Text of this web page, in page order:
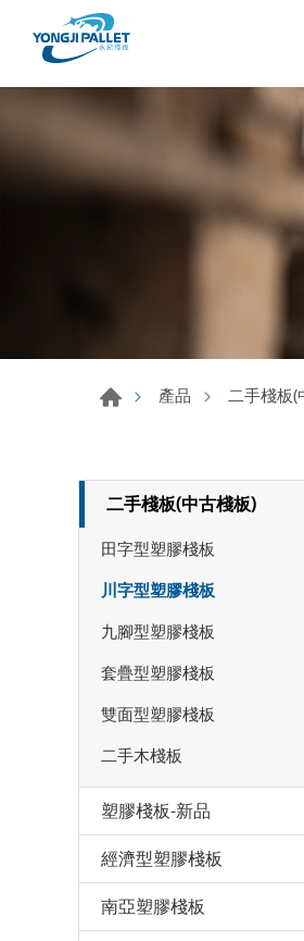
產品 二手棧板(
二手棧板(中古棧板)
田字型塑膠棧板
川字型塑膠棧板
九腳型塑膠棧板
套疊型塑膠棧板
雙面型塑膠棧板
二手木棧板
塑膠棧板-新品
經濟型塑膠棧板
南亞塑膠棧板